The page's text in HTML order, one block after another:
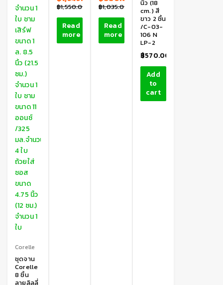
Corelle
ชุดจาน
Corelle
8 ชิ้น
ลายลิลลี่
฿1,550.00
Read
more
฿1,035.00
Read
more
นิ้ว (18
cm.) สี
ขาว 2 ชิ้น
/C-03-
106 N
LP-2
฿570.00
Add
to
cart